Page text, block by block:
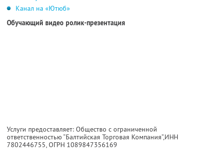
Канал на «Ютюб»
Обучающий видео ролик-презентация
Услуги предоставляет: Общество с ограниченной
ответственностью “Балтийская Торговая Компания”,ИНН
7802446755, ОГРН 1089847356169